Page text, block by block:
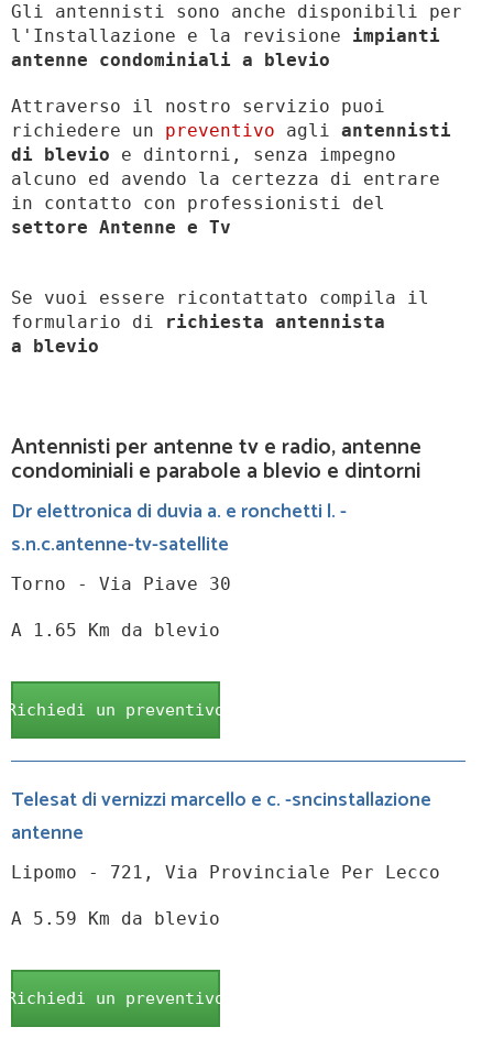
Gli antennisti sono anche disponibili per
l'Installazione e la revisione impianti
antenne condominiali a blevio
Attraverso il nostro servizio puoi
richiedere un preventivo agli antennisti
di blevio e dintorni, senza impegno
alcuno ed avendo la certezza di entrare
in contatto con professionisti del
settore Antenne e Tv
Se vuoi essere ricontattato compila il
formulario di
richiesta antennista
a
blevio
Antennisti per antenne tv e radio, antenne
condominiali e parabole a blevio e dintorni
Dr elettronica di duvia a. e ronchetti l. -
s.n.c.antenne-tv-satellite
Torno - Via Piave 30
A 1.65 Km da blevio
Richiedi un preventivo
Telesat di vernizzi marcello e c. -sncinstallazione
antenne
Lipomo - 721, Via Provinciale Per Lecco
A 5.59 Km da blevio
Richiedi un preventivo